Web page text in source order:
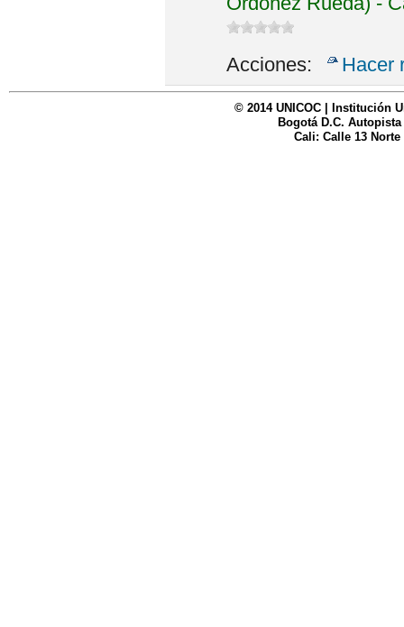
Acciones: Hacer
© 2014 UNICOC | Institución
Bogotá D.C. Autopista
Cali: Calle 13 Norte